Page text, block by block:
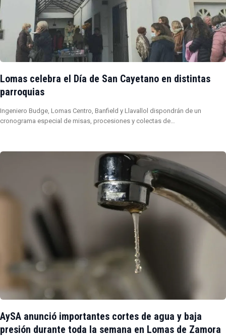
Lomas celebra el Día de San Cayetano en distintas
parroquias
Ingeniero Budge, Lomas Centro, Banfield y Llavallol dispondrán de un
cronograma especial de misas, procesiones y colectas de…
AySA anunció importantes cortes de agua y baja
presión durante toda la semana en Lomas de Zamora